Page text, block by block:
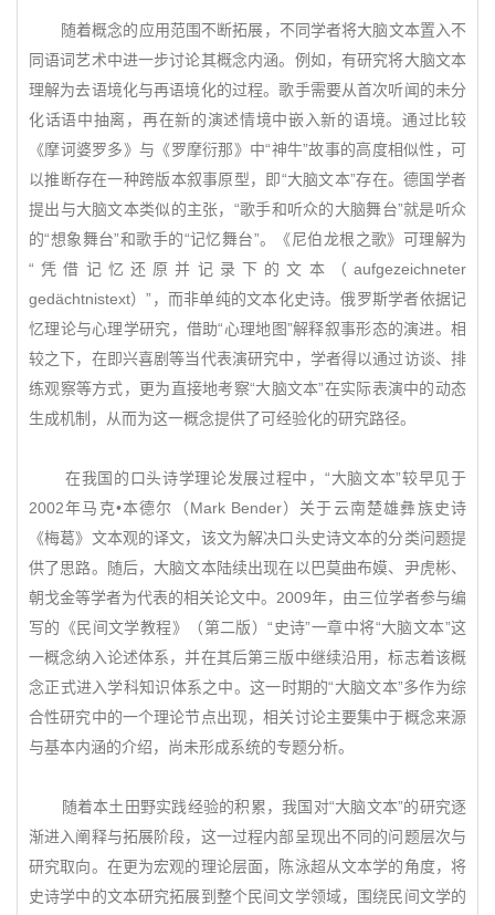
随着概念的应用范围不断拓展，不同学者将大脑文本置入不
同语词艺术中进一步讨论其概念内涵。例如，有研究将大脑文本
理解为去语境化与再语境化的过程。歌手需要从首次听闻的未分
化话语中抽离，再在新的演述情境中嵌入新的语境。通过比较
《摩诃婆罗多》与《罗摩衍那》中“神牛”故事的高度相似性，可
以推断存在一种跨版本叙事原型，即“大脑文本”存在。德国学者
提出与大脑文本类似的主张，“歌手和听众的大脑舞台”就是听众
的“想象舞台”和歌手的“记忆舞台”。《尼伯龙根之歌》可理解为
“凭借记忆还原并记录下的文本（aufgezeichneter
gedächtnistext）”，而非单纯的文本化史诗。俄罗斯学者依据记
忆理论与心理学研究，借助“心理地图”解释叙事形态的演进。相
较之下，在即兴喜剧等当代表演研究中，学者得以通过访谈、排
练观察等方式，更为直接地考察“大脑文本”在实际表演中的动态
生成机制，从而为这一概念提供了可经验化的研究路径。
在我国的口头诗学理论发展过程中，“大脑文本”较早见于
2002年马克•本德尔（Mark Bender）关于云南楚雄彝族史诗
《梅葛》文本观的译文，该文为解决口头史诗文本的分类问题提
供了思路。随后，大脑文本陆续出现在以巴莫曲布嫫、尹虎彬、
朝戈金等学者为代表的相关论文中。2009年，由三位学者参与编
写的《民间文学教程》（第二版）“史诗”一章中将“大脑文本”这
一概念纳入论述体系，并在其后第三版中继续沿用，标志着该概
念正式进入学科知识体系之中。这一时期的“大脑文本”多作为综
合性研究中的一个理论节点出现，相关讨论主要集中于概念来源
与基本内涵的介绍，尚未形成系统的专题分析。
随着本土田野实践经验的积累，我国对“大脑文本”的研究逐
渐进入阐释与拓展阶段，这一过程内部呈现出不同的问题层次与
研究取向。在更为宏观的理论层面，陈泳超从文本学的角度，将
史诗学中的文本研究拓展到整个民间文学领域，围绕民间文学的